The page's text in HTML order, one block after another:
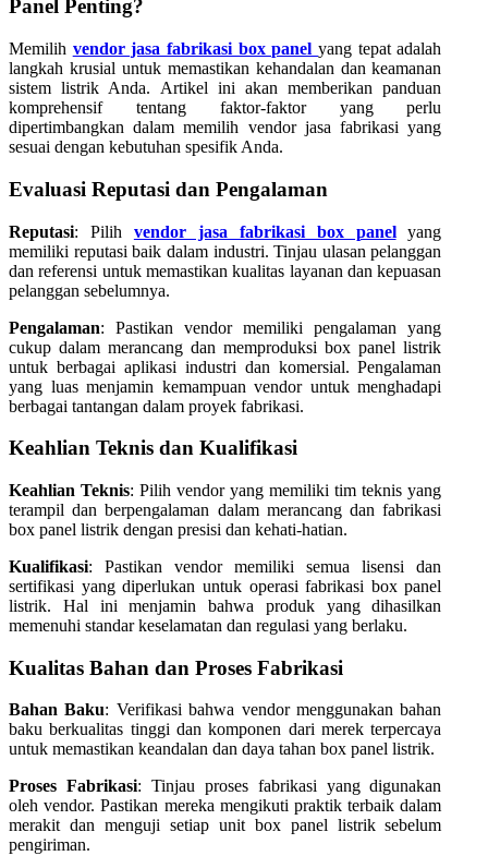
Panel Penting?
Memilih vendor jasa fabrikasi box panelyang tepat adalah
langkah krusial untuk memastikan kehandalan dan keamanan
sistem listrik Anda. Artikel ini akan memberikan panduan
komprehensif tentang faktor-faktor yang perlu
dipertimbangkan dalam memilih vendor jasa fabrikasi yang
sesuai dengan kebutuhan spesifik Anda.
Evaluasi Reputasi dan Pengalaman
Reputasi: Pilih vendor jasa fabrikasi box panelyang
memiliki reputasi baik dalam industri. Tinjau ulasan pelanggan
dan referensi untuk memastikan kualitas layanan dan kepuasan
pelanggan sebelumnya.
Pengalaman: Pastikan vendor memiliki pengalaman yang
cukup dalam merancang dan memproduksi box panel listrik
untuk berbagai aplikasi industri dan komersial. Pengalaman
yang luas menjamin kemampuan vendor untuk menghadapi
berbagai tantangan dalam proyek fabrikasi.
Keahlian Teknis dan Kualifikasi
Keahlian Teknis: Pilih vendor yang memiliki tim teknis yang
terampil dan berpengalaman dalam merancang dan fabrikasi
box panel listrik dengan presisi dan kehati-hatian.
Kualifikasi: Pastikan vendor memiliki semua lisensi dan
sertifikasi yang diperlukan untuk operasi fabrikasi box panel
listrik. Hal ini menjamin bahwa produk yang dihasilkan
memenuhi standar keselamatan dan regulasi yang berlaku.
Kualitas Bahan dan Proses Fabrikasi
Bahan Baku: Verifikasi bahwa vendor menggunakan bahan
baku berkualitas tinggi dan komponen dari merek terpercaya
untuk memastikan keandalan dan daya tahan box panel listrik.
Proses Fabrikasi: Tinjau proses fabrikasi yang digunakan
oleh vendor. Pastikan mereka mengikuti praktik terbaik dalam
merakit dan menguji setiap unit box panel listrik sebelum
pengiriman.